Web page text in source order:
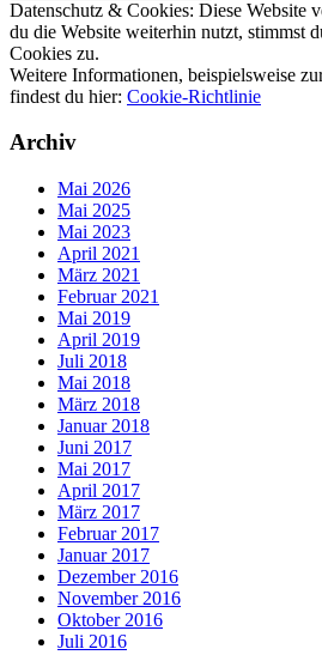
Datenschutz & Cookies: Diese Website
du die Website weiterhin nutzt, stimmst
Cookies zu.
Weitere Informationen, beispielsweise
findest du hier: Cookie-Richtlinie
Archiv
Mai 2026
Mai 2025
Mai 2023
April 2021
März 2021
Februar 2021
Mai 2019
April 2019
Juli 2018
Mai 2018
März 2018
Januar 2018
Juni 2017
Mai 2017
April 2017
März 2017
Februar 2017
Januar 2017
Dezember 2016
November 2016
Oktober 2016
Juli 2016